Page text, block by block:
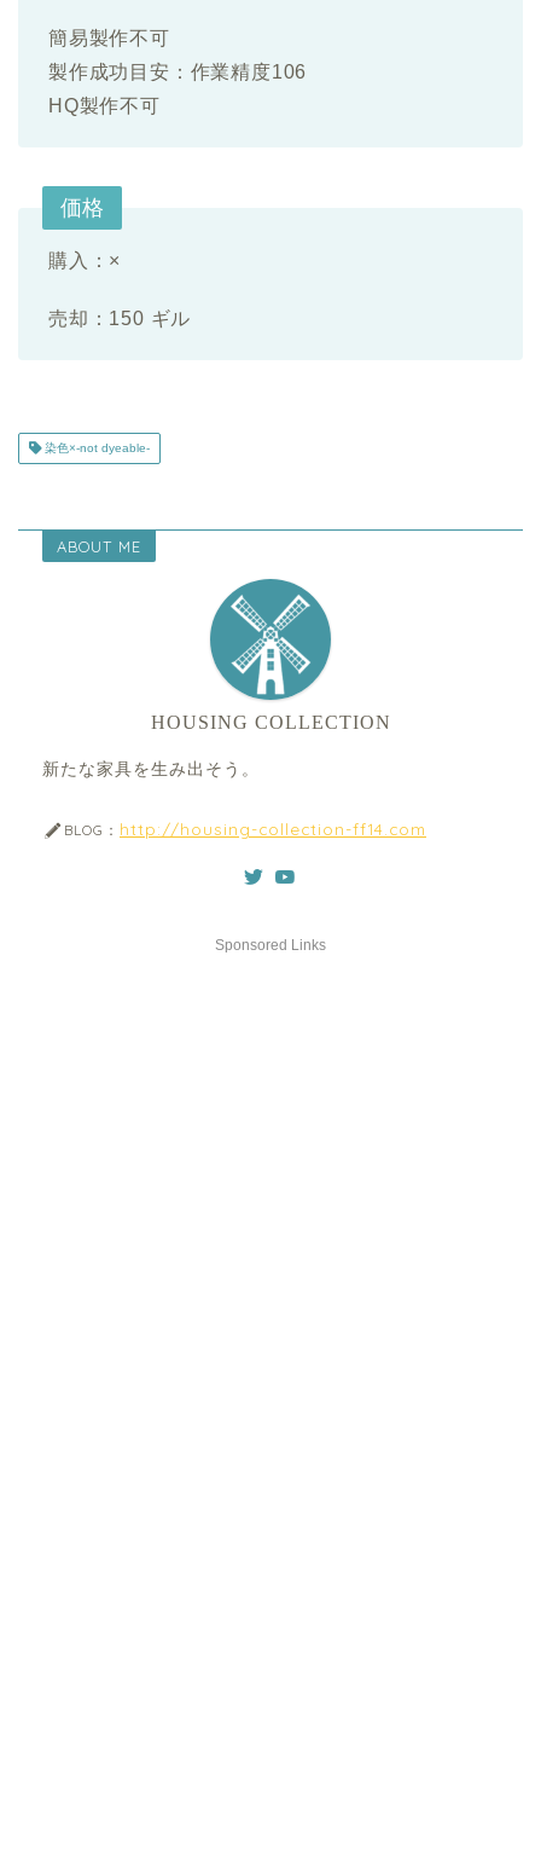
簡易製作不可
製作成功目安：作業精度106
HQ製作不可
価格
購入：×
売却：150 ギル
染色×-not dyeable-
ABOUT ME
HOUSING COLLECTION
新たな家具を生み出そう。
BLOG： http://housing-collection-ff14.com
Sponsored Links